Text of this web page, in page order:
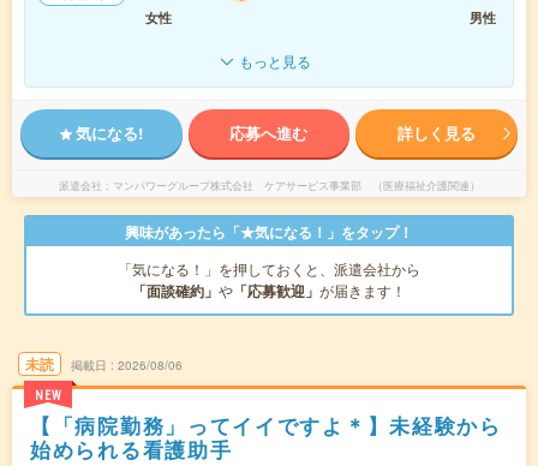
女性
男性
もっと見る
気になる! 応募へ進む 詳しく見る
派遣会社 マンパワーグループ株式会社 ケアサービス事業部 （医療福祉介護関連）
興味があったら「★気になる！」をタップ！
「気になる！」を押しておくと、派遣会社から
「面談確約」 や 「応募歓迎」 が届きます！
未読
NEW
掲載日 2026/08/06
【「病院勤務」ってイイですよ＊】未経験から
始められる看護助手